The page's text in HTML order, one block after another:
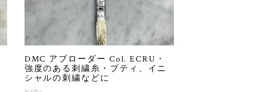
DMC アブローダー Col. ECRU・
強度のある刺繍糸・ブティ、イニ
シャルの刺繍などに